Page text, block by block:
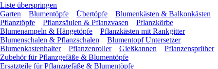
Liste überspringen
Garten
Blumentöpfe Übertöpfe
Blumenkästen & Balkonkästen
Pflanztöpfe
Pflanzsäulen & Pflanzvasen
Pflanzkörbe
Blumenampeln & Hängetöpfe
Pflanzkästen mit Rankgitter
Blumenschalen & Pflanzschalen
Blumentopf Untersetzer
Blumenkastenhalter
Pflanzenroller Gießkannen
Pflanzensprüher
Zubehör für Pflanzgefäße & Blumentöpfe
Ersatzteile für Pflanzgefäße & Blumentöpfe